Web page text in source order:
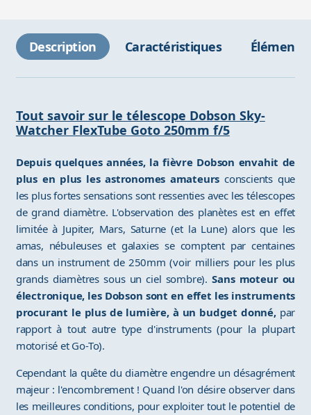
Description Caractéristiques Éléments
Tout savoir sur le télescope Dobson Sky-
Watcher FlexTube Goto 250mm f/5
Depuis quelques années, la fièvre Dobson envahit de
plus en plus les astronomes amateurs conscients que
les plus fortes sensations sont ressenties avec les télescopes
de grand diamètre. L'observation des planètes est en effet
limitée à Jupiter, Mars, Saturne (et la Lune) alors que les
amas, nébuleuses et galaxies se comptent par centaines
dans un instrument de 250mm (voir milliers pour les plus
grands diamètres sous un ciel sombre). Sans moteur ou
électronique, les Dobson sont en effet les instruments
procurant le plus de lumière, à un budget donné,par
rapport à tout autre type d'instruments (pour la plupart
motorisé et Go-To).
Cependant la quête du diamètre engendre un désagrément
majeur : l'encombrement ! Quand l'on désire observer dans
les meilleures conditions, pour exploiter tout le potentiel de